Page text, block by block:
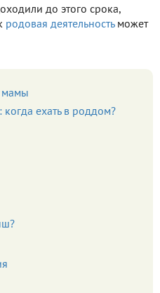
до этого срока,
родовая деятельностьможет
мамы
когда ехать в роддом?